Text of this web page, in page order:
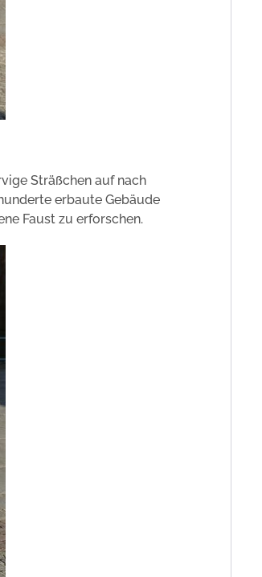
Sträßchen auf nach
erbaute Gebäude
Faust zu erforschen.